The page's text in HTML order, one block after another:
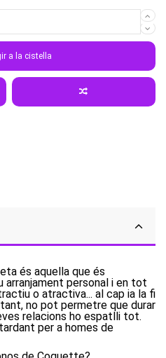
a la cistella
és aquella que és
arranjament personal i en tot
o atractiva... al cap ia la fi
no pot permetre que durar
relacions ho espatlli tot.
per a homes de